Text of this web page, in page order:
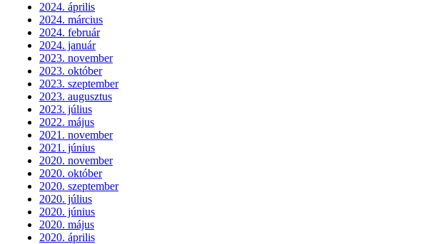
2024. április
2024. március
2024. február
2024. január
2023. november
2023. október
2023. szeptember
2023. augusztus
2023. július
2022. május
2021. november
2021. június
2020. november
2020. október
2020. szeptember
2020. július
2020. június
2020. május
2020. április